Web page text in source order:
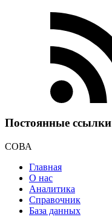
Постоянные ссылки
СОВА
Главная
О нас
Аналитика
Справочник
База данных